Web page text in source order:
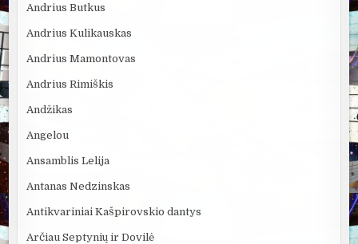
Andrius Butkus
Andrius Kulikauskas
Andrius Mamontovas
Andrius Rimiškis
Andžikas
Angelou
Ansamblis Lelija
Antanas Nedzinskas
Antikvariniai Kašpirovskio dantys
Arčiau Septynių ir Dovilė